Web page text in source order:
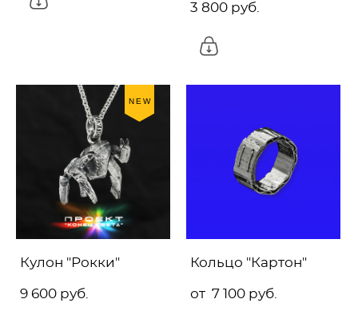
3 800 pуб.
NEW
Кулон "Рокки"
9 600 pуб.
Кольцо "Картон"
от 7 100 pуб.